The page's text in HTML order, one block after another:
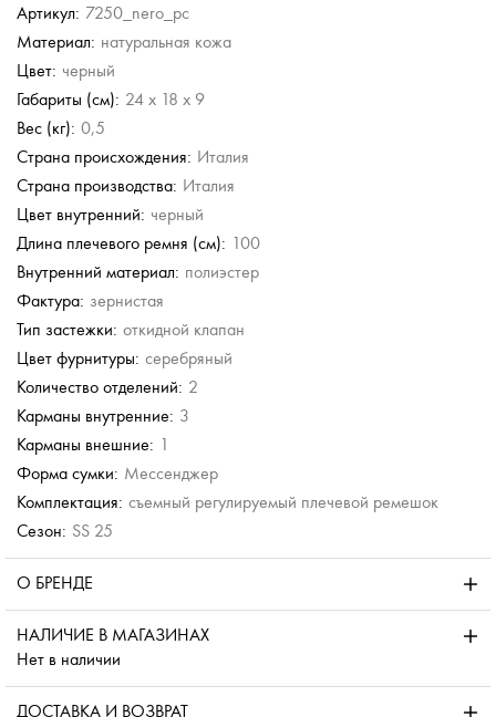
Сумка кросс-боди
43 500 руб.
Сумка кросс-боди
43 500 руб.
Артикул: 7250_nero_pc
Материал: натуральная кожа
Цвет: черный
Габариты (см): 24 x 18 x 9
Вес (кг): 0,5
Страна происхождения: Италия
Страна производства: Италия
Цвет внутренний: черный
Длина плечевого ремня (см): 100
Внутренний материал: полиэстер
Фактура: зернистая
Тип застежки: откидной клапан
Цвет фурнитуры: серебряный
Количество отделений: 2
Карманы внутренние: 3
Карманы внешние: 1
Форма сумки: Мессенджер
Комплектация: съемный регулируемый плечевой ремешок
Сезон: SS 25
О БРЕНДЕ
НАЛИЧИЕ В МАГАЗИНАХ
Нет в наличии
ДОСТАВКА И ВОЗВРАТ